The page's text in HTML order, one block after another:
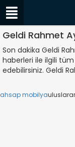
Geldi Rahmet
Son dakika Geldi
haberleri ile ilgili
edebilirsiniz. Geldi
ahsap mobilya